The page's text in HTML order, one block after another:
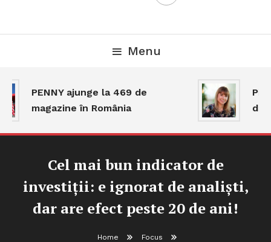
Menu
PENNY ajunge la 469 de
magazine în România
dar
Cel mai bun indicator de
investiții: e ignorat de analiști,
dar are efect peste 20 de ani!
Home
Focus